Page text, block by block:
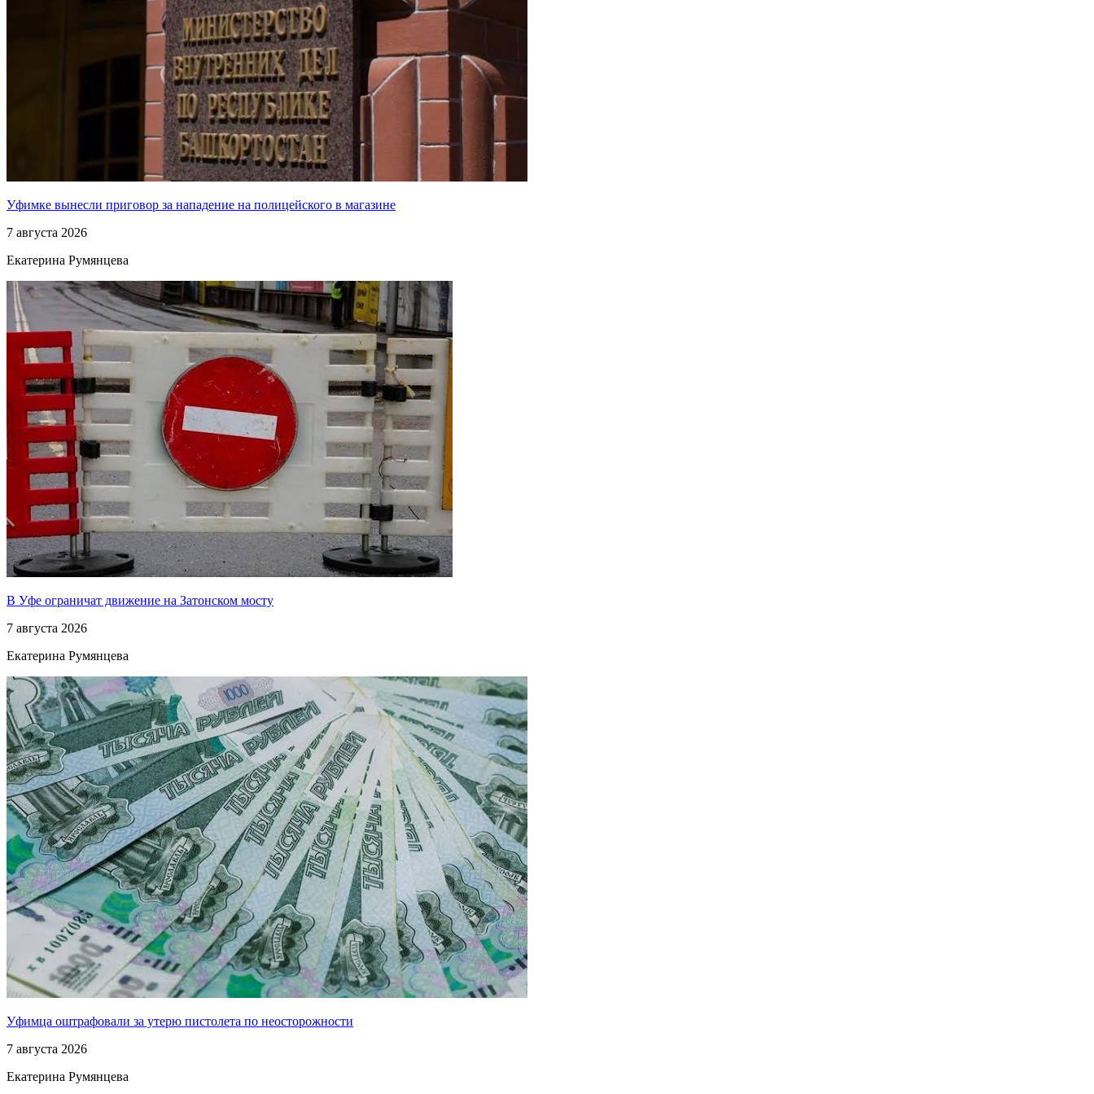
Уфимке вынесли приговор за нападение на полицейского в магазине
7 августа 2026
Екатерина Румянцева
В Уфе ограничат движение на Затонском мосту
7 августа 2026
Екатерина Румянцева
Уфимца оштрафовали за утерю пистолета по неосторожности
7 августа 2026
Екатерина Румянцева